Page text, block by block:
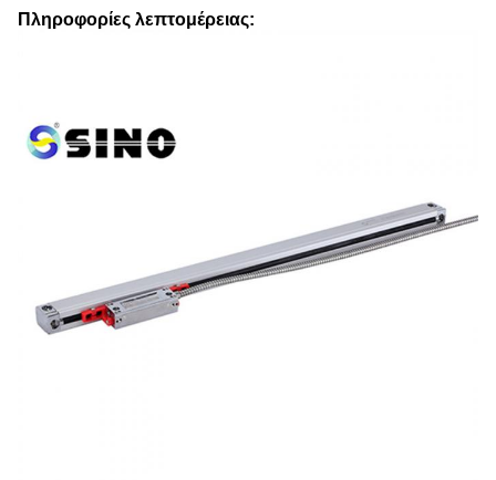
Πληροφορίες λεπτομέρειας: